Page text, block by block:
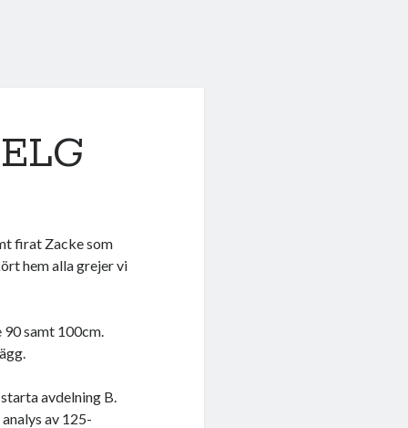
firat Zacke som
hem alla grejer vi
90 samt 100cm.
avdelning B.
av 125-